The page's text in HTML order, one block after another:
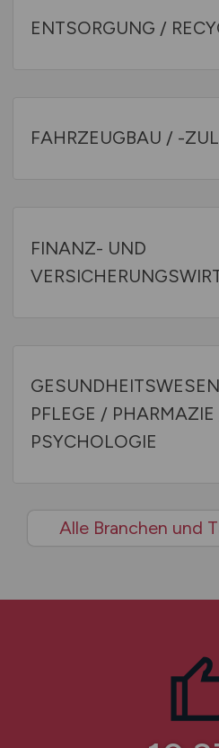
ENTSORGUNG /
FAHRZEUGBAU / -
FINANZ- UND
PFLEGE /
PSYCHOLOGIE
Alle Branchen und